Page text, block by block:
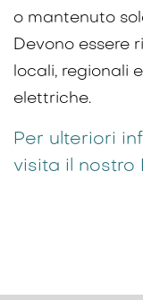
o mantenuto
Devono essere
locali, regionali
elettriche.
Per ulteriori
visita il nostro